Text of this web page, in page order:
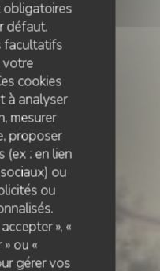
obligatoires
défaut.
facultatifs
votre
cookies
à analyser
mesurer
proposer
(ex : en lien
ou
ou
», «
ou «
gérer vos